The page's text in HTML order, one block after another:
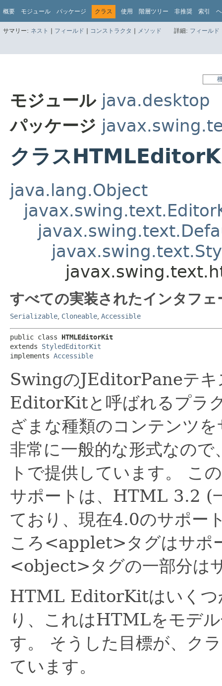
概要 モジュール パッケージ クラス 使用 階層ツリー 非推奨 索引
サマリー: ネスト | フィールド | コンストラクタ | メソッド 詳細: フィールド
モジュール java.desktop
パッケージ
クラス
java.lang.Object
すべての実装されたインタフ
Serializable Cloneable Accessible
public class HTMLEditorKit
extends StyledEditorKit
implements Accessible
SwingのJEditorPaneテキ
EditorKitと呼ばれるプラ
ざまな種類のコンテンツ
非常に一般的な形式なの
トで提供しています。
こ
サポートは、HTML 3.2 (
ており、現在4.0のサポー
ころ<applet>タグはサポ
<object>タグの一部分は
HTML EditorKitはいくつ
り、これはHTMLをモデ
す。
そうした目標が、ク
ています。